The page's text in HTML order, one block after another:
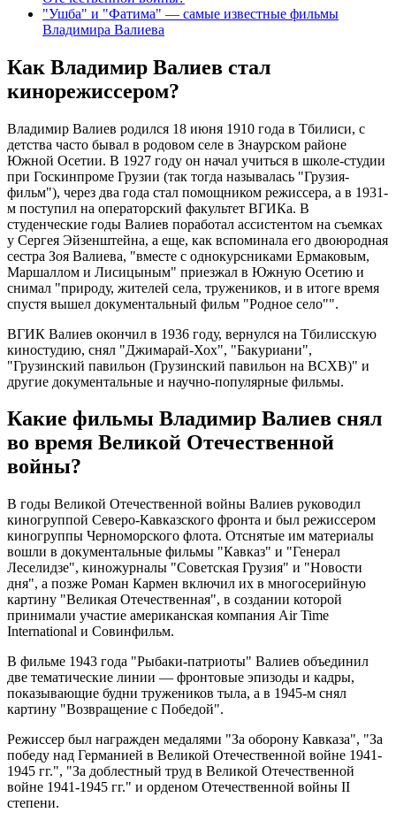
"Ушба" и "Фатима" — самые известные фильмы
Владимира Валиева
Как Владимир Валиев стал
кинорежиссером?
Владимир Валиев родился 18 июня 1910 года в Тбилиси, с
детства часто бывал в родовом селе в Знаурском районе
Южной Осетии. В 1927 году он начал учиться в школе-студии
при Госкинпроме Грузии (так тогда называлась "Грузия-
фильм"), через два года стал помощником режиссера, а в 1931-
м поступил на операторский факультет ВГИКа. В
студенческие годы Валиев поработал ассистентом на съемках
у Сергея Эйзенштейна, а еще, как вспоминала его двоюродная
сестра Зоя Валиева, "вместе с однокурсниками Ермаковым,
Маршаллом и Лисицыным" приезжал в Южную Осетию и
снимал "природу, жителей села, тружеников, и в итоге время
спустя вышел документальный фильм "Родное село"".
ВГИК Валиев окончил в 1936 году, вернулся на Тбилисскую
киностудию, снял "Джимарай-Хох", "Бакуриани",
"Грузинский павильон (Грузинский павильон на ВСХВ)" и
другие документальные и научно-популярные фильмы.
Какие фильмы Владимир Валиев снял
во время Великой Отечественной
войны?
В годы Великой Отечественной войны Валиев руководил
киногруппой Северо-Кавказского фронта и был режиссером
киногруппы Черноморского флота. Отснятые им материалы
вошли в документальные фильмы "Кавказ" и "Генерал
Леселидзе", киножурналы "Советская Грузия" и "Новости
дня", а позже Роман Кармен включил их в многосерийную
картину "Великая Отечественная", в создании которой
принимали участие американская компания Air Time
International и Совинфильм.
В фильме 1943 года "Рыбаки-патриоты" Валиев объединил
две тематические линии — фронтовые эпизоды и кадры,
показывающие будни тружеников тыла, а в 1945-м снял
картину "Возвращение с Победой".
Режиссер был награжден медалями "За оборону Кавказа", "За
победу над Германией в Великой Отечественной войне 1941-
1945 гг.", "За доблестный труд в Великой Отечественной
войне 1941-1945 гг." и орденом Отечественной войны II
степени.